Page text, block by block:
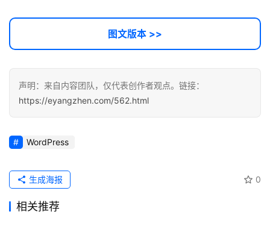
软
应
服
目
A
I
提
登录 注册
图文版本 >>
声明：来自内容团队，仅代表创作者观点。链接：
https://eyangzhen.com/562.html
WordPress
0
生成海报
相关推荐